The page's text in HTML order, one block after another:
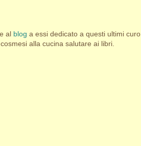
al blog a essi dedicato a questi ultimi curo
alla cucina salutare ai libri.